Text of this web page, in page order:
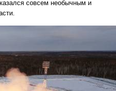
совсем необычным и